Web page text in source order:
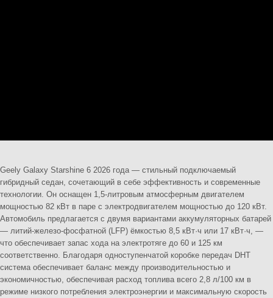
Geely Galaxy Starshine 6 2026 года — стильный подключаемый
гибридный седан, сочетающий в себе эффективность и современные
технологии. Он оснащен 1,5-литровым атмосферным двигателем
мощностью 82 кВт в паре с электродвигателем мощностью до 120 кВт.
Автомобиль предлагается с двумя вариантами аккумуляторных батарей
— литий-железо-фосфатной (LFP) ёмкостью 8,5 кВт·ч или 17 кВт·ч, —
что обеспечивает запас хода на электротяге до 60 и 125 км
соответственно. Благодаря одноступенчатой ​​коробке передач DHT
система обеспечивает баланс между производительностью и
экономичностью, обеспечивая расход топлива всего 2,8 л/100 км в
режиме низкого потребления электроэнергии и максимальную скорость